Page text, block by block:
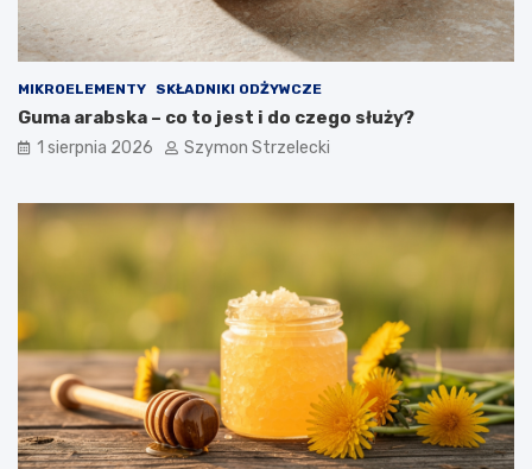
MIKROELEMENTY SKŁADNIKI ODŻYWCZE
Guma arabska – co to jest i do czego służy?
1 sierpnia 2026 Szymon Strzelecki